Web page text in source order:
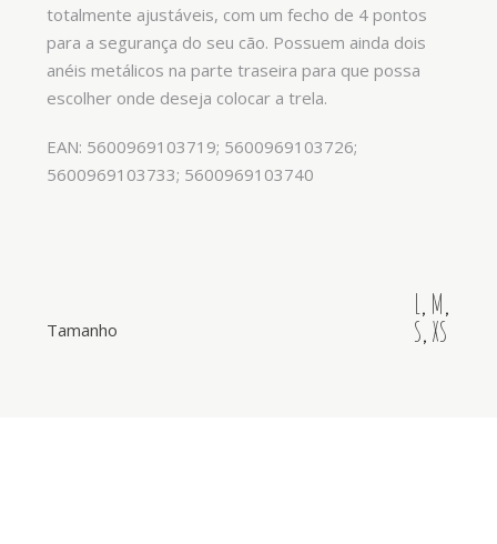
totalmente ajustáveis, com um fecho de 4 pontos
para a segurança do seu cão. Possuem ainda dois
anéis metálicos na parte traseira para que possa
escolher onde deseja colocar a trela.
EAN: 5600969103719; 5600969103726;
5600969103733; 5600969103740
Tamanho
L, M,
S,XS